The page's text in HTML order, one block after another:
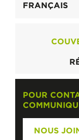
FRANÇAIS
POUR
NOUS